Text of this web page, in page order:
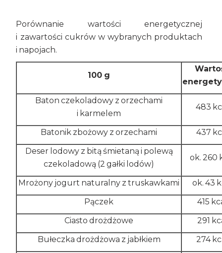
Porównanie wartości energetycznej
i zawartości cukrów w wybranych produktach
i napojach.
100 g
Baton czekoladowy z orzechami
i karmelem
483
Batonik zbożowy z orzechami
437
Deser lodowy z bitą śmietaną i polewą
czekoladową (2 gałki lodów)
ok. 260
Mrożony jogurt naturalny z truskawkami
ok. 43
Pączek
415
Ciasto drożdżowe
291
Bułeczka drożdżowa z jabłkiem
274